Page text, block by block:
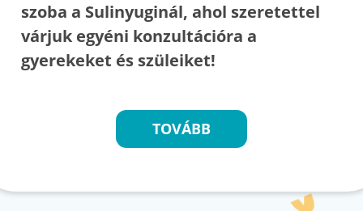
szoba a Sulinyuginál, ahol szeretettel
várjuk egyéni konzultációra a
gyerekeket és szüleiket!
TOVÁBB